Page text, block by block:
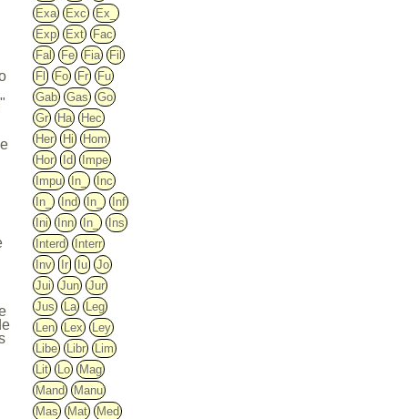
Exa
Exc
Ex_
Exp
Ext
Fac
Fal
Fe Fia
Fil
Fl
Fo Fr
Fu
Gab
Gas
Go
Gr
Ha
Hec
Her
Hi
Hom
Hor
Id
Impe
Impu
In_
Inc
In_
Ind In_
Inf
Ini
Inn In_
Ins
Interd
Interr
Inv
Ir Iu
Jo
Jui
Jun
Jur
Jus
La
Leg
Len
Lex
Ley
Libe
Libr
Lim
Lit
Lo
Mag
Mand
Manu
Mas
Mat
Med